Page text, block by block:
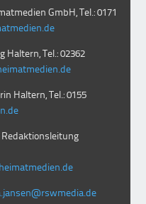
GmbH, Tel.: 0171
Tel.: 02362
Haltern, Tel.: 0155